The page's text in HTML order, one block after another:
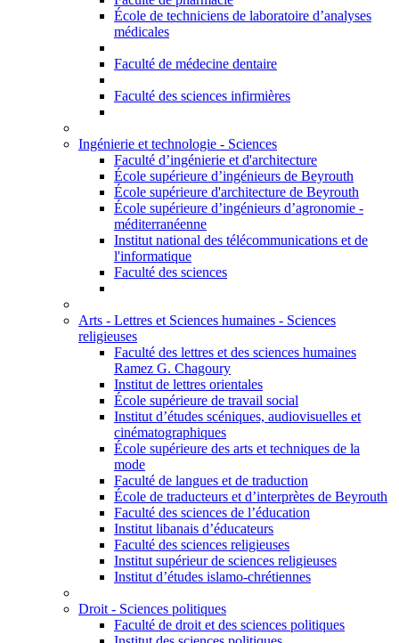
École de techniciens de laboratoire d’analyses
médicales
Faculté de médecine dentaire
Faculté des sciences infirmières
Ingénierie et technologie - Sciences
Faculté d’ingénierie et d'architecture
École supérieure d’ingénieurs de Beyrouth
École supérieure d'architecture de Beyrouth
École supérieure d’ingénieurs d’agronomie -
méditerranéenne
Institut national des télécommunications et de
l'informatique
Faculté des sciences
Arts - Lettres et Sciences humaines - Sciences
religieuses
Faculté des lettres et des sciences humaines
Ramez G. Chagoury
Institut de lettres orientales
École supérieure de travail social
Institut d’études scéniques, audiovisuelles et
cinématographiques
École supérieure des arts et techniques de la
mode
Faculté de langues et de traduction
École de traducteurs et d’interprètes de Beyrouth
Faculté des sciences de l’éducation
Institut libanais d’éducateurs
Faculté des sciences religieuses
Institut supérieur de sciences religieuses
Institut d’études islamo-chrétiennes
Droit - Sciences politiques
Faculté de droit et des sciences politiques